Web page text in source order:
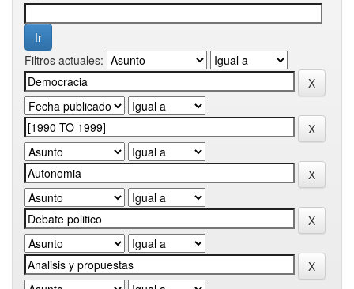
Filtros actuales: